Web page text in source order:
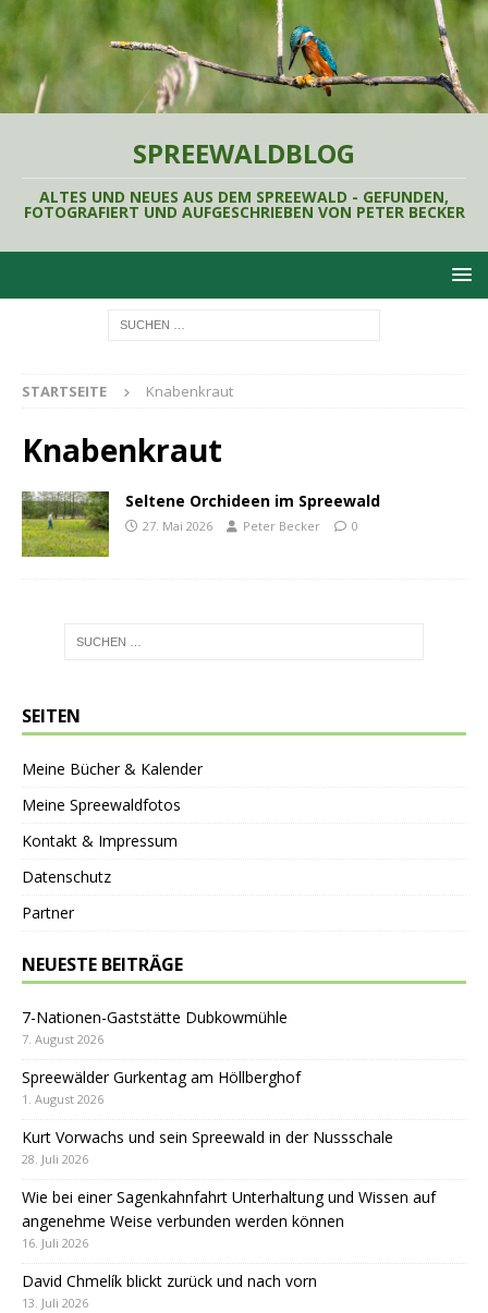
SPREEWALDBLOG
ALTES UND NEUES AUS DEM SPREEWALD - GEFUNDEN,
FOTOGRAFIERT UND AUFGESCHRIEBEN VON PETER BECKER
STARTSEITE Knabenkraut
Knabenkraut
Seltene Orchideen im Spreewald
27. Mai 2026 Peter Becker 0
SEITEN
Meine Bücher & Kalender
Meine Spreewaldfotos
Kontakt & Impressum
Datenschutz
Partner
NEUESTE BEITRÄGE
7-Nationen-Gaststätte Dubkowmühle
7. August 2026
Spreewälder Gurkentag am Höllberghof
1. August 2026
Kurt Vorwachs und sein Spreewald in der Nussschale
28. Juli 2026
Wie bei einer Sagenkahnfahrt Unterhaltung und Wissen auf
angenehme Weise verbunden werden können
16. Juli 2026
David Chmelík blickt zurück und nach vorn
13. Juli 2026